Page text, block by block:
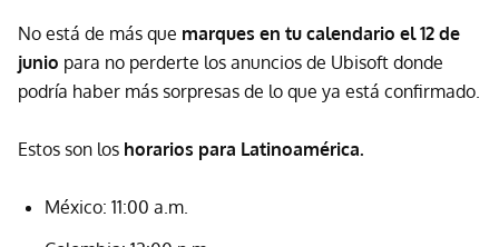
No está de más que marques en tu calendario el 12 de
junio para no perderte los anuncios de Ubisoft donde
podría haber más sorpresas de lo que ya está confirmado.
Estos son los horarios para Latinoamérica.
México: 11:00 a.m.